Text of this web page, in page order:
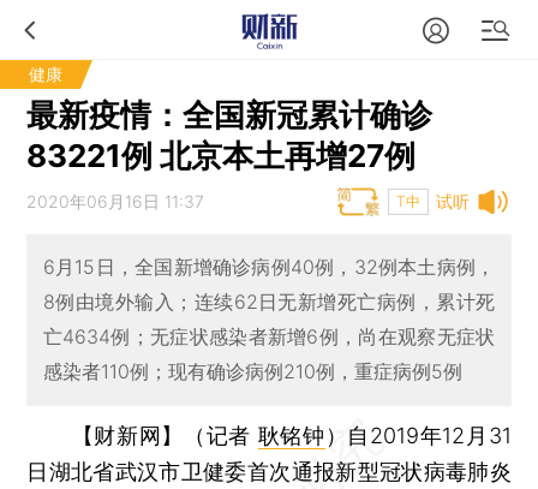
健康
最新疫情：全国新冠累计确诊
83221例 北京本土再增27例
试听
2020年06月16日 11:37 T中
6月15日，全国新增确诊病例40例，32例本土病例，
8例由境外输入；连续62日无新增死亡病例，累计死
亡4634例；无症状感染者新增6例，尚在观察无症状
感染者110例；现有确诊病例210例，重症病例5例
【财新网】（记者 耿铭钟 ） 自2019年12月31
日湖北省武汉市卫健委首次通报新型冠状病毒肺炎